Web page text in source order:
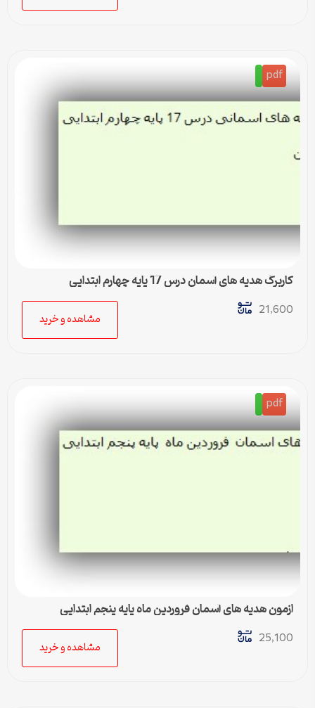
pdf
کاربرگ هدیه های آسمان درس 17 پایه چهارم ابتدایی
21,600
مشاهده و خرید
pdf
ازمون هدیه های آسمان فروردین ماه پایه پنجم ابتدایی
25,100
مشاهده و خرید